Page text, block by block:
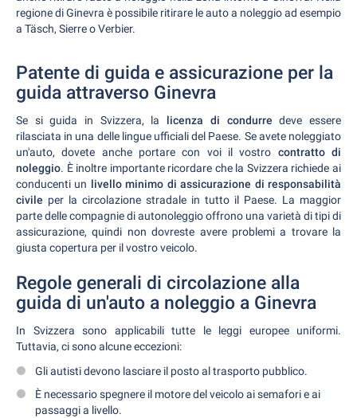
regione di Ginevra è possibile ritirare le auto a noleggio ad esempio
a Täsch, Sierre o Verbier.
Patente di guida e assicurazione per la
guida attraverso Ginevra
Se si guida in Svizzera, la licenza di condurre deve essere
rilasciata in una delle lingue ufficiali del Paese. Se avete noleggiato
un'auto, dovete anche portare con voi il vostro contratto di
noleggio. È inoltre importante ricordare che la Svizzera richiede ai
conducenti un livello minimo di assicurazione di responsabilità
civile per la circolazione stradale in tutto il Paese. La maggior
parte delle compagnie di autonoleggio offrono una varietà di tipi di
assicurazione, quindi non dovreste avere problemi a trovare la
giusta copertura per il vostro veicolo.
Regole generali di circolazione alla
guida di un'auto a noleggio a Ginevra
In Svizzera sono applicabili tutte le leggi europee uniformi.
Tuttavia, ci sono alcune eccezioni:
Gli autisti devono lasciare il posto al trasporto pubblico.
È necessario spegnere il motore del veicolo ai semafori e ai
passaggi a livello.